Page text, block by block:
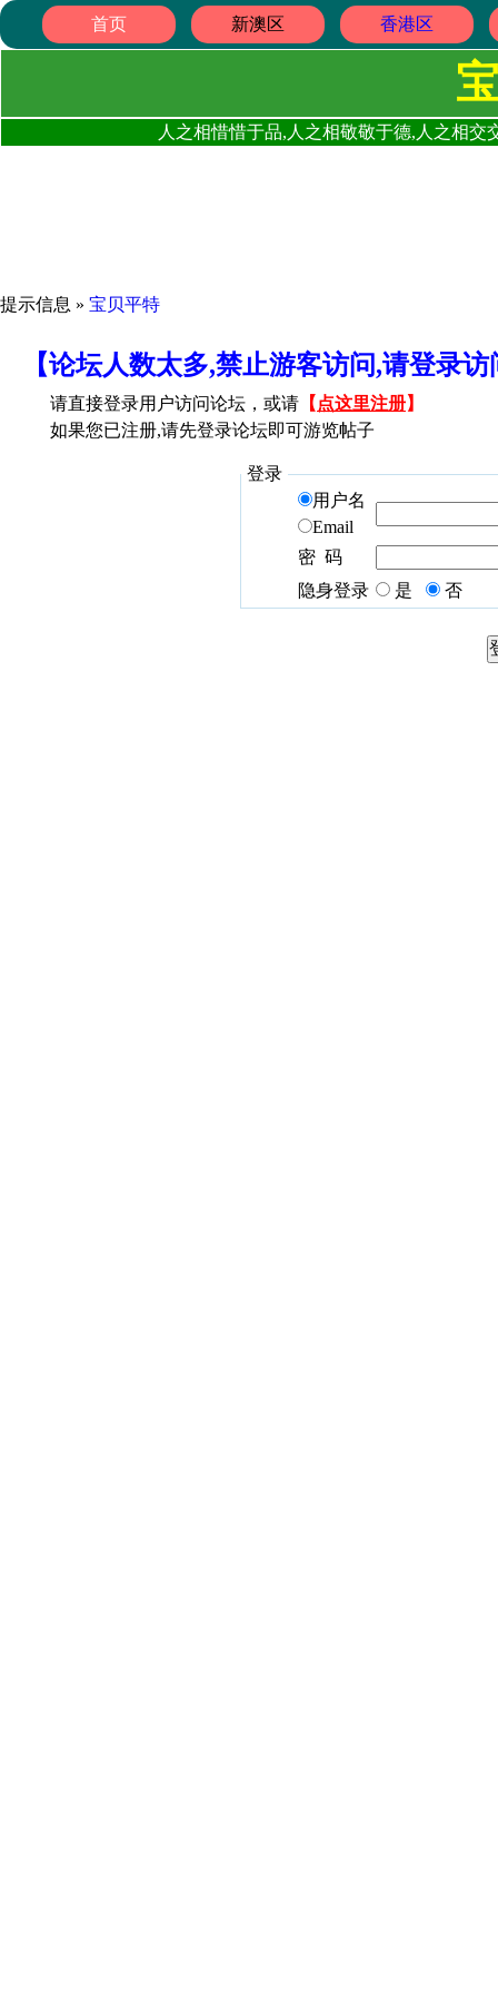
首页 新澳区 香港区
人之相惜惜于品,人之相敬敬于德,人之相
提示信息 » 宝贝平特
【论坛人数太多,禁止游客访问,请登录
请直接登录用户访问论坛，或请 【 点这里注册】
如果您已注册,请先登录论坛即可游览帖子
登录
用户名
Email
密 码
隐身登录
是 否